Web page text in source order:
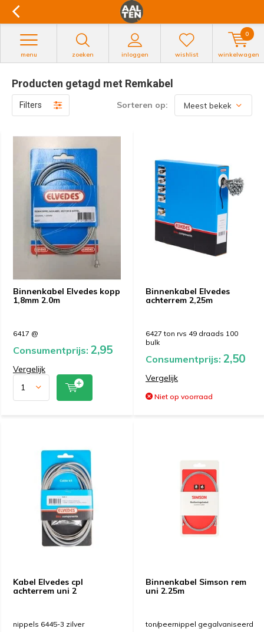
zoeken inloggen
menu wishlist winkelwagen
0
Producten getagd met Remkabel
Filters Sorteren op:
Binnenkabel Elvedes kopp
1,8mm 2.0m
6417 @
Consumentprijs: 2,95
Vergelijk
Binnenkabel Elvedes
achterrem 2,25m
6427 ton rvs 49 draads 100
bulk
Consumentprijs: 2,50
Vergelijk
Niet op voorraad
Kabel Elvedes cpl
achterrem uni 2
nippels 6445-3 zilver
Binnenkabel Simson rem
uni 2.25m
ton/peernippel gegalvaniseerd